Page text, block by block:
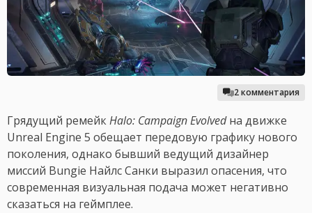
2 комментария
Грядущий ремейкHalo: Campaign Evolvedна движке
Unreal Engine 5 обещает передовую графику нового
поколения, однако бывший ведущий дизайнер
миссий Bungie Найлс Санки выразил опасения, что
современная визуальная подача может негативно
сказаться на геймплее.